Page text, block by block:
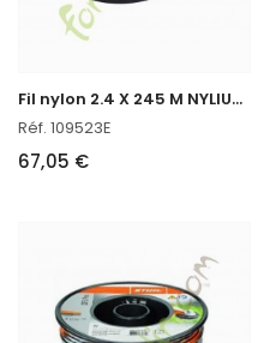
F
il nylon 2.4 X 245 M NYLIUM oregon réf : 109523E
Réf. 109523E
67,05 €